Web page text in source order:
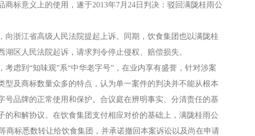
标意义上的使用，遂于2013年7月24日判决：驳回满陇桂雨公
浙江省高级人民法院提起上诉。同期，饮食集团也以满陇桂
区人民法院起诉，请求判令停止侵权、赔偿损失。
虑到“知味观”系“中华老字号”，在业内享有盛誉，针对涉案
型及商标数量众多的特点，认为单一案件的判决并不能从根本
号品牌的正常使用和保护。合议庭在辨明事实、分清责任的基
的和解协议。在饮食集团支付相应对价的基础上，满陇桂雨公
商标悉数转让给饮食集团，并承诺撤回本案诉讼以及尚在申请